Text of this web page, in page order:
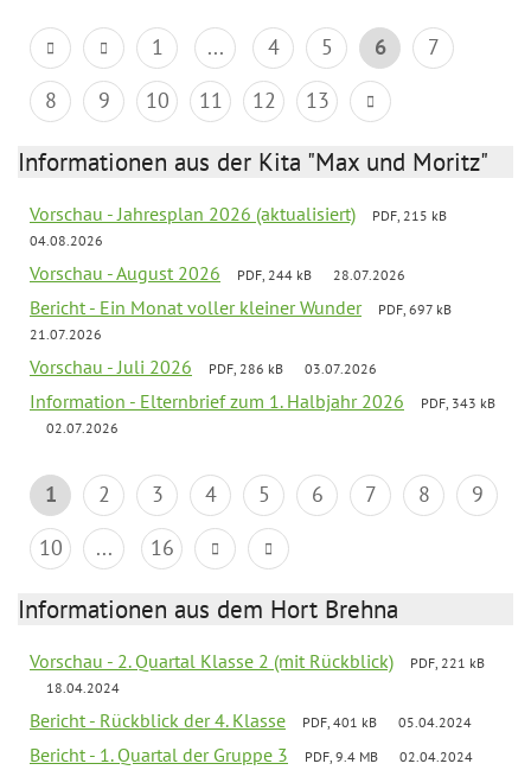
1 ... 4 5 6
7
8
9 10 11 12 13
Informationen aus der Kita "Max und Moritz"
Vorschau - Jahresplan 2026 (aktualisiert)
PDF, 215 kB
04.08.2026
Vorschau - August 2026 PDF, 244 kB 28.07.2026
Bericht - Ein Monat voller kleiner Wunder
PDF, 697 kB
21.07.2026
Vorschau - Juli 2026 PDF, 286 kB 03.07.2026
Information - Elternbrief zum 1. Halbjahr 2026
PDF, 343 kB
02.07.2026
1 2 3 4 5 6 7 8
9
10
... 16
Informationen aus dem Hort Brehna
Vorschau - 2. Quartal Klasse 2 (mit Rückblick)
PDF, 221 kB
18.04.2024
Bericht - Rückblick der 4. Klasse PDF, 401 kB 05.04.2024
Bericht - 1. Quartal der Gruppe 3 PDF, 9.4 MB 02.04.2024